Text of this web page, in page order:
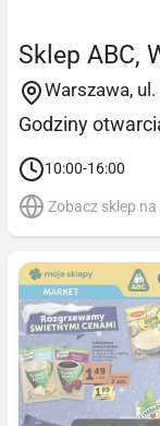
Sklep ABC,
Warszawa,
Godziny
10:00-16:00
Zobacz sklep